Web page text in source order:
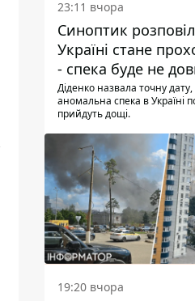
23:11 вчора
Синоптик
Україні стане
- спека буде не
Діденко назвала точну
аномальна спека в Україні
прийдуть дощі.
19:20 вчора